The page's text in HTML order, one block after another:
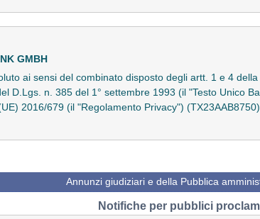
GMBH
ai sensi del combinato disposto degli artt. 1 e 4
D.Lgs. n. 385 del 1° settembre 1993 (il "Testo Unico
2016/679 (il "Regolamento Privacy") (TX23AAB8750)
Annunzi giudiziari e della Pubblica
Notifiche per pubblici